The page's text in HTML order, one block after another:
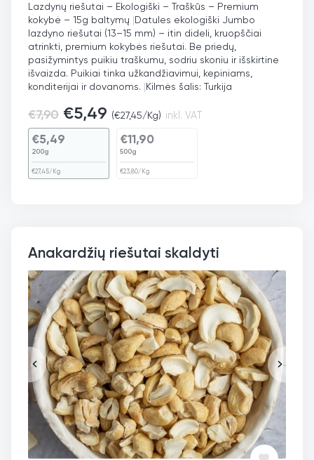
Lazdynų riešutai – Ekologiški – Traškūs – Premium
kokybė – 15g baltymų |Datules ekologiški Jumbo
lazdyno riešutai (13–15 mm) – itin dideli, kruopščiai
atrinkti, premium kokybės riešutai. Be priedų,
pasižymintys puikiu traškumu, sodriu skoniu ir išskirtine
išvaizda. Puikiai tinka užkandžiavimui, kepiniams,
konditerijai ir dovanoms. |Kilmės šalis: Turkija
€7,90 €5,49 (€27,45/Kg) inkl. VAT
€5,49
200g
€27,45/Kg
€11,90
500g
€23,80/Kg
Anakardžių riešutai skaldyti